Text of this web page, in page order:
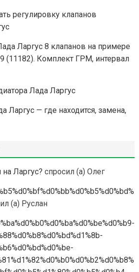
регулировку клапанов
Ларгус 8 клапанов на примере
(11182). Комплект ГРМ, интервал
Лада Ларгус
Ларгус — где находится, замена,
Ларгус? спросил (а) Олег
(а) Руслан